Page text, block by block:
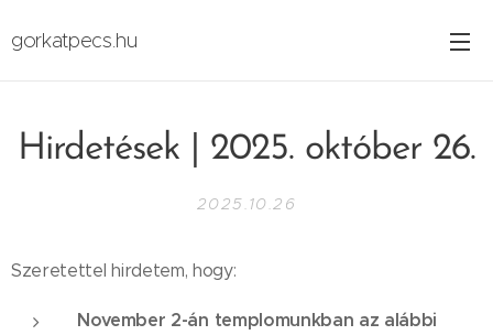
gorkatpecs.hu
Hirdetések | 2025. október 26.
2025.10.26
Szeretettel hirdetem, hogy:
November 2-án templomunkban az alábbi